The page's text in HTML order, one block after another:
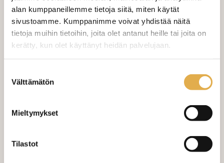
alan kumppaneillemme tietoja siitä, miten käytät
sivustoamme. Kumppanimme voivat yhdistää näitä
tietoja muihin tietoihin, joita olet antanut heille tai joita on
kerätty, kun olet käyttänyt heidän palvelujaan.
valinta
Välttämätön
Mieltymykset
Tilastot
Valitse mukaan ompelupalvelu
(sis. työn ja tarvikkeet)
VERHOJEN MÄÄRÄ:
Sivupainot 2kpl + 4,00 €
+ 27,00 €